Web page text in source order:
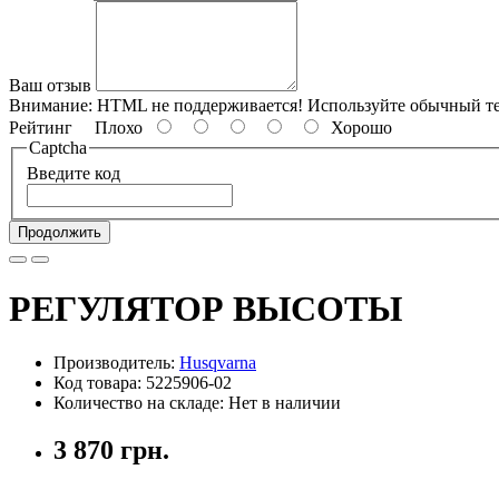
Ваш отзыв
Внимание: HTML не поддерживается! Используйте обычный
Рейтинг Плохо
Хорошо
Captcha
Введите код
Продолжить
РЕГУЛЯТОР ВЫСОТЫ
Производитель: Husqvarna
Код товара: 5225906-02
Количество на складе: Нет в наличии
3 870 грн.